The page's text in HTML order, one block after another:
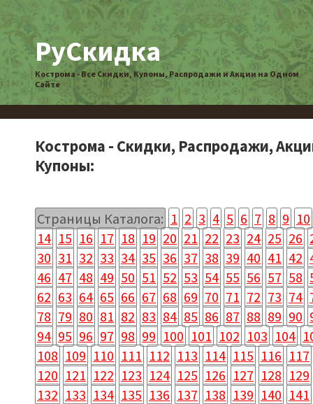
РуСкидка
Кострома - Все Скидки, Купоны, Распродажи и Акции на Одном
Сайте
Кострома - Скидки, Распродажи,
Купоны:
Страницы Каталога: 1 2 3 4 5 6 7 8 9 10
14 15 16 17 18 19 20 21 22 23 24 25 26
30 31 32 33 34 35 36 37 38 39 40 41 42
46 47 48 49 50 51 52 53 54 55 56 57 58
62 63 64 65 66 67 68 69 70 71 72 73 74
78 79 80 81 82 83 84 85 86 87 88 89 90
94 95 96 97 98 99 100 101 102 103 104
108 109 110 111 112 113 114 115 116 117
120 121 122 123 124 125 126 127 128 129
132 133 134 135 136 137 138 139 140 141